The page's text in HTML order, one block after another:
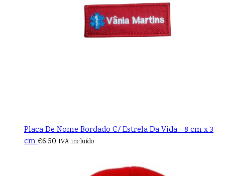
Placa De Nome Bordado C/ Estrela Da Vida - 8 cm x 3
cm€6.50 IVA incluído